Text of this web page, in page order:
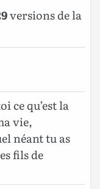
versions de la
ce qu’est la
vie,
néant tu as
fils de